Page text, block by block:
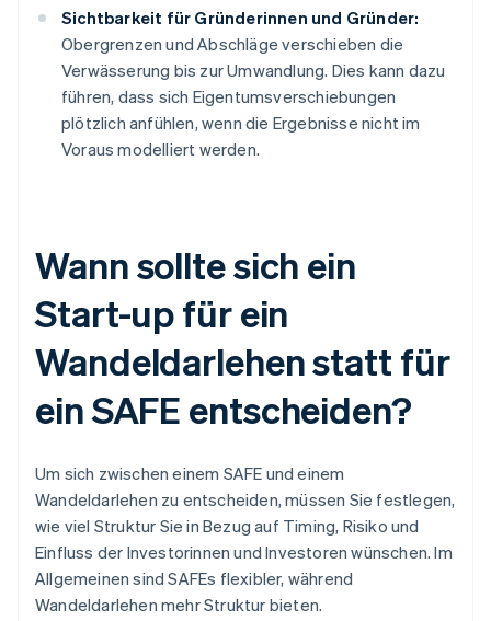
Sichtbarkeit für Gründerinnen und Gründer:
Obergrenzen und Abschläge verschieben die
Verwässerung bis zur Umwandlung. Dies kann dazu
führen, dass sich Eigentumsverschiebungen
plötzlich anfühlen, wenn die Ergebnisse nicht im
Voraus modelliert werden.
Wann sollte sich ein
Start-up für ein
Wandeldarlehen statt für
ein SAFE entscheiden?
Um sich zwischen einem SAFE und einem
Wandeldarlehen zu entscheiden, müssen Sie festlegen,
wie viel Struktur Sie in Bezug auf Timing, Risiko und
Einfluss der Investorinnen und Investoren wünschen. Im
Allgemeinen sind SAFEs flexibler, während
Wandeldarlehen mehr Struktur bieten.